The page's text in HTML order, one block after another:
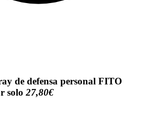
de defensa personal FITO
solo 27,80€